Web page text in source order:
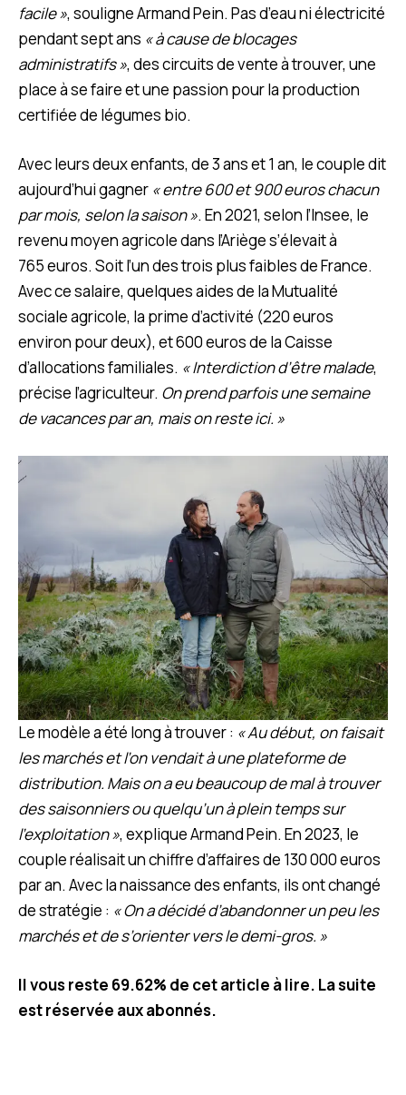
facile », souligne Armand Pein. Pas d’eau ni électricité
pendant sept ans « à cause de blocages
administratifs », des circuits de vente à trouver, une
place à se faire et une passion pour la production
certifiée de légumes bio.
Avec leurs deux enfants, de 3 ans et 1 an, le couple dit
aujourd’hui gagner « entre 600 et 900 euros chacun
par mois, selon la saison ». En 2021, selon l’Insee, le
revenu moyen agricole dans l’Ariège s’élevait à
765 euros. Soit l’un des trois plus faibles de France.
Avec ce salaire, quelques aides de la Mutualité
sociale agricole, la prime d’activité (220 euros
environ pour deux), et 600 euros de la Caisse
d’allocations familiales. « Interdiction d’être malade,
précise l’agriculteur. On prend parfois une semaine
de vacances par an, mais on reste ici. »
Le modèle a été long à trouver : « Au début, on faisait
les marchés et l’on vendait à une plateforme de
distribution. Mais on a eu beaucoup de mal à trouver
des saisonniers ou quelqu’un à plein temps sur
l’exploitation », explique Armand Pein. En 2023, le
couple réalisait un chiffre d’affaires de 130 000 euros
par an. Avec la naissance des enfants, ils ont changé
de stratégie : « On a décidé d’abandonner un peu les
marchés et de s’orienter vers le demi-gros. »
Il vous reste 69.62% de cet article à lire. La suite
est réservée aux abonnés.